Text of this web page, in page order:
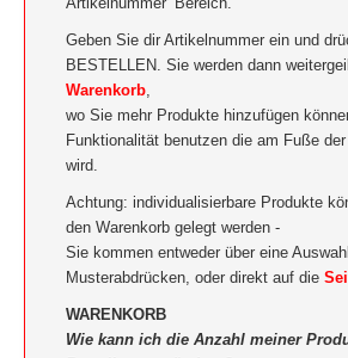
Geben Sie dir Artikelnummer ein und
BESTELLEN. Sie werden dann
Warenkorb,
wo Sie mehr Produkte hinzufügen
Funktionalität benutzen die am Fuße
wird.
Achtung: individualisierbare Produkte
den Warenkorb gelegt werden -
Sie kommen entweder über eine
Musterabdrücken, oder direkt auf die
WARENKORB
Wie kann ich die Anzahl meiner